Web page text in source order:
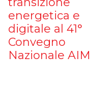
energetica e
digitale al 41°
Convegno
Nazionale AIM